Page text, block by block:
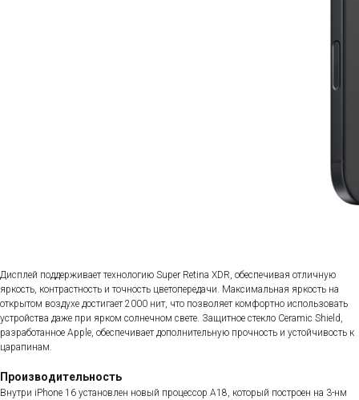
Дисплей поддерживает технологию Super Retina XDR, обеспечивая отличную
яркость, контрастность и точность цветопередачи. Максимальная яркость на
открытом воздухе достигает 2000 нит, что позволяет комфортно использовать
устройства даже при ярком солнечном свете. Защитное стекло Ceramic Shield,
разработанное Apple, обеспечивает дополнительную прочность и устойчивость к
царапинам.
Производительность
Внутри iPhone 16 установлен новый процессор A18, который построен на 3-нм